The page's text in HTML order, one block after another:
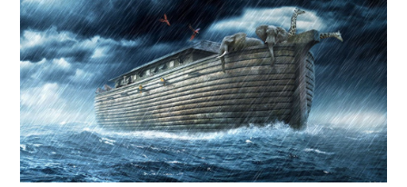
舟
看
救
恩
中
10
大